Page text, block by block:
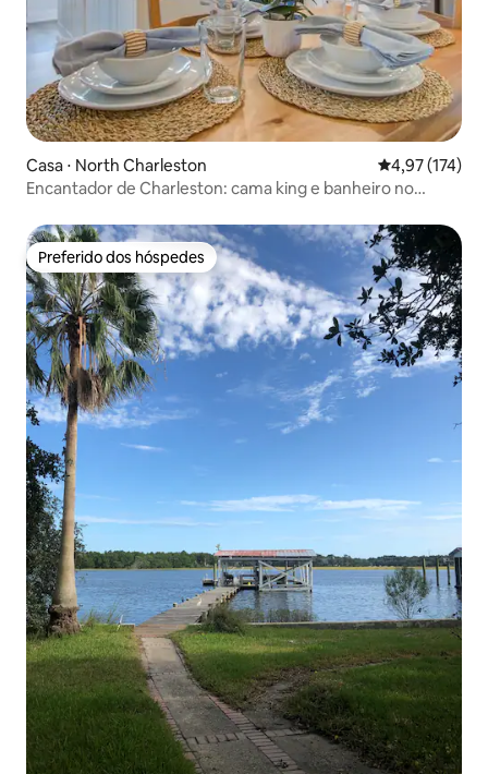
Casa ⋅ North Charleston 4,97 de uma
4,97 (174)
Encantador de Charleston: cama king e banheiro no
Preferido dos hóspedes
Preferido dos hóspedes